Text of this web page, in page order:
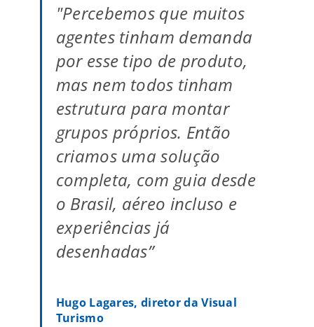
"Percebemos que muitos
agentes tinham demanda
por esse tipo de produto,
mas nem todos tinham
estrutura para montar
grupos próprios. Então
criamos uma solução
completa, com guia desde
o Brasil, aéreo incluso e
experiências já
desenhadas”
Hugo Lagares, diretor da Visual
Turismo